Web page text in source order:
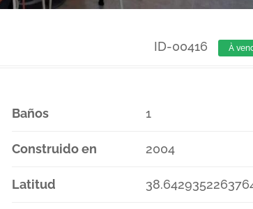
ID-00416 À
Baños 1
Construido en 2004
Latitud